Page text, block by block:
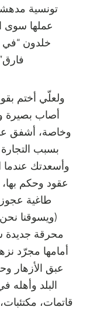
تونسية
عملها سوى
خلدون “في
ولعلّي أختم
أصاب بصيرة
وخاصة، أشفق
بسبب
وأسعدتك عندما
عقود وحكم
طاغية
(ويسوقنا
محرقة جديدة
أمامها مجرّد
عبق الأزهار
البلد وأهله
قاتمات،